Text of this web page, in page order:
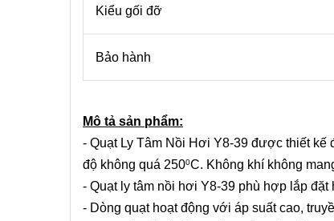
Kiểu gối đỡ
Bảo hành
Mô tả sản phẩm:
- Quạt Ly Tâm Nồi Hơi Y8-39 được thiết
độ không quá 2500C. Không khí không
- Quạt ly tâm nồi hơi Y8-39 phù hợp lắp
- Dòng quạt hoạt động với áp suất cao,